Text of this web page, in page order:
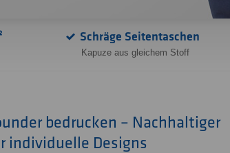
Schräge Seitentaschen
Kapuze aus gleichem Stoff
bedrucken – Nachhaltiger
individuelle Designs